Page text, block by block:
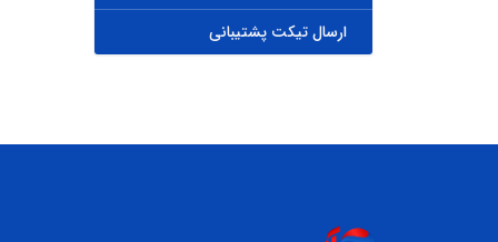
ارسال تیکت پشتیبانی